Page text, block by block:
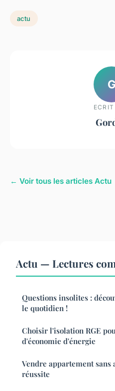
actu
G
ECRIT
← Voir tous les articles Actu
Actu — Lectures
Questions insolites :
le quotidien !
Choisir l'isolation RGE
d'économie d'énergie
Vendre appartement sans
réussite